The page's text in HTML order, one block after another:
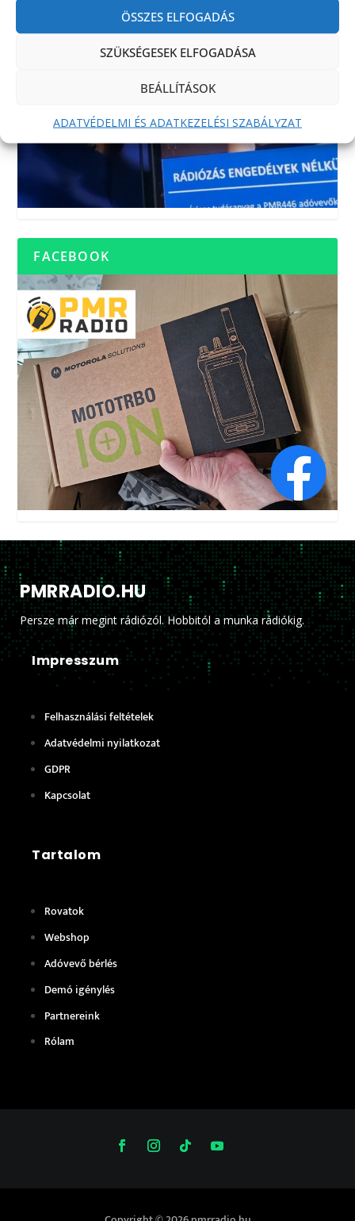
ÖSSZES ELFOGADÁS
SZÜKSÉGESEK ELFOGADÁSA
BEÁLLÍTÁSOK
ADATVÉDELMI ÉS ADATKEZELÉSI SZABÁLYZAT
FACEBOOK
PMRRADIO.HU
Persze már megint rádiózól. Hobbitól a munka rádiókig.
Impresszum
Felhasználási feltételek
Adatvédelmi nyilatkozat
GDPR
Kapcsolat
Tartalom
Rovatok
Webshop
Adóvevő bérlés
Demó igénylés
Partnereink
Rólam